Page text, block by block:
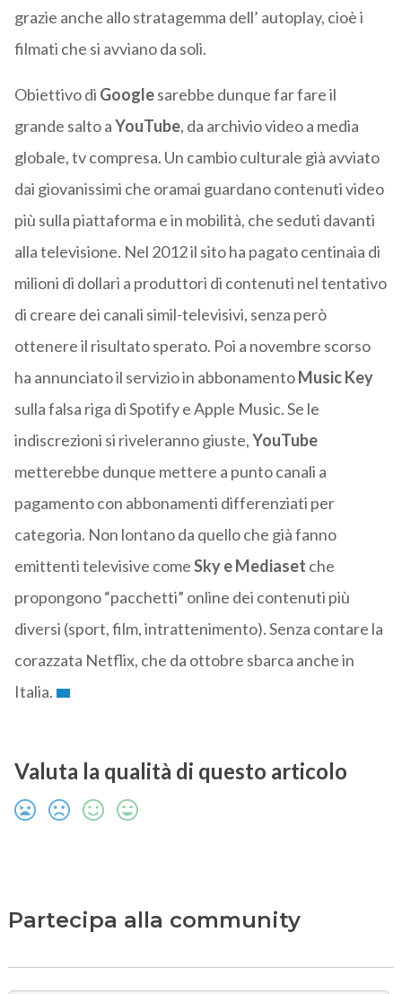
grazie anche allo stratagemma dell’ autoplay, cioè i
filmati che si avviano da soli.
Obiettivo di Googlesarebbe dunque far fare il
grande salto aYouTube, da archivio video a media
globale, tv compresa. Un cambio culturale già avviato
dai giovanissimi che oramai guardano contenuti video
più sulla piattaforma e in mobilità, che seduti davanti
alla televisione. Nel 2012 il sito ha pagato centinaia di
milioni di dollari a produttori di contenuti nel tentativo
di creare dei canali simil-televisivi, senza però
ottenere il risultato sperato. Poi a novembre scorso
ha annunciato il servizio in abbonamentoMusic Key
sulla falsa riga di Spotify e Apple Music. Se le
indiscrezioni si riveleranno giuste,YouTube
metterebbe dunque mettere a punto canali a
pagamento con abbonamenti differenziati per
categoria. Non lontano da quello che già fanno
emittenti televisive comeSky e Mediaset che
propongono “pacchetti” online dei contenuti più
diversi (sport, film, intrattenimento). Senza contare la
corazzata Netflix, che da ottobre sbarca anche in
Italia.
Valuta la qualità di questo articolo
Partecipa alla community